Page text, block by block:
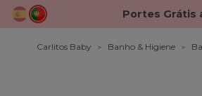
Portes Grátis
Carlitos Baby Banho & Higiene